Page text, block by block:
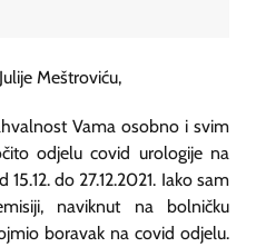
Meštroviću,
Vama osobno i svim
odjelu covid urologije na
do 27.12.2021. Iako sam
naviknut na bolničku
boravak na covid odjelu.